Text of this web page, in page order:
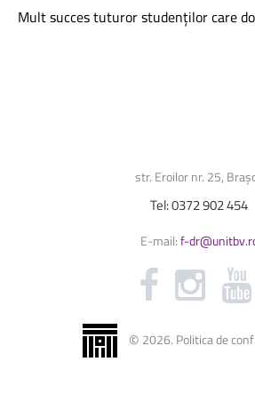
Mult succes tuturor studenților care
str. Eroilor nr. 25,
Tel:0372902454
E-mail:f-
© 2026. Politica de